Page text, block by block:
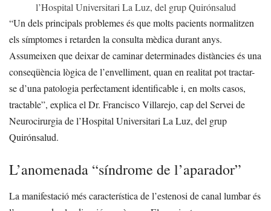
l’Hospital Universitari La Luz, del grup Quirónsalud
“Un dels principals problemes és que molts pacients normalitzen
els símptomes i retarden la consulta mèdica durant anys.
Assumeixen que deixar de caminar determinades distàncies és una
conseqüència lògica de l’envelliment, quan en realitat pot tractar-
se d’una patologia perfectament identificable i, en molts casos,
tractable”, explica el Dr. Francisco Villarejo, cap del Servei de
Neurocirurgia de l’Hospital Universitari La Luz, del grup
Quirónsalud.
L’anomenada “síndrome de l’aparador”
La manifestació més característica de l’estenosi de canal lumbar és